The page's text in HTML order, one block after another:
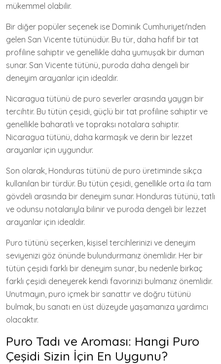
mükemmel olabilir.
Bir diğer popüler seçenek ise Dominik Cumhuriyeti'nden
gelen San Vicente tütünüdür. Bu tür, daha hafif bir tat
profiline sahiptir ve genellikle daha yumuşak bir duman
sunar. San Vicente tütünü, puroda daha dengeli bir
deneyim arayanlar için idealdir.
Nicaragua tütünü de puro severler arasında yaygın bir
tercihtir. Bu tütün çeşidi, güçlü bir tat profiline sahiptir ve
genellikle baharatlı ve topraksı notalara sahiptir.
Nicaragua tütünü, daha karmaşık ve derin bir lezzet
arayanlar için uygundur.
Son olarak, Honduras tütünü de puro üretiminde sıkça
kullanılan bir türdür. Bu tütün çeşidi, genellikle orta ila tam
gövdeli arasında bir deneyim sunar. Honduras tütünü, tatlı
ve odunsu notalarıyla bilinir ve puroda dengeli bir lezzet
arayanlar için idealdir.
Puro tütünü seçerken, kişisel tercihlerinizi ve deneyim
seviyenizi göz önünde bulundurmanız önemlidir. Her bir
tütün çeşidi farklı bir deneyim sunar, bu nedenle birkaç
farklı çeşidi deneyerek kendi favorinizi bulmanız önemlidir.
Unutmayın, puro içmek bir sanattır ve doğru tütünü
bulmak, bu sanatı en üst düzeyde yaşamanıza yardımcı
olacaktır.
Puro Tadı ve Aroması: Hangi Puro
Çeşidi Sizin İçin En Uygunu?